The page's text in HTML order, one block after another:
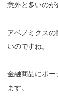
意外と多いのが
アベノミクス
いのですね。
金融商品にボー
ます。